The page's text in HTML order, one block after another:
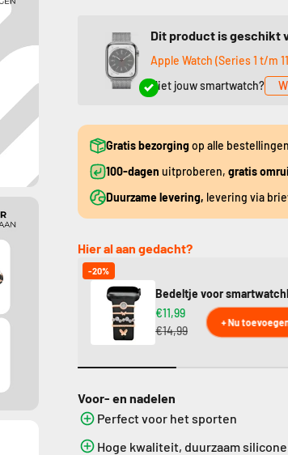
Dit product is geschikt
Apple Watch (Series 1 t/m
Niet jouw smartwatch?
Gratis bezorgingop alle bestellingen
100-dagen uitproberen, gratis
Duurzame levering, levering via
Hier al aan gedacht?
-20%
Bedeltje voor
€11,99
€14,99
+ Nu
Voor- en nadelen
Perfect voor het sporten
Hoge kwaliteit, duurzaam silicone